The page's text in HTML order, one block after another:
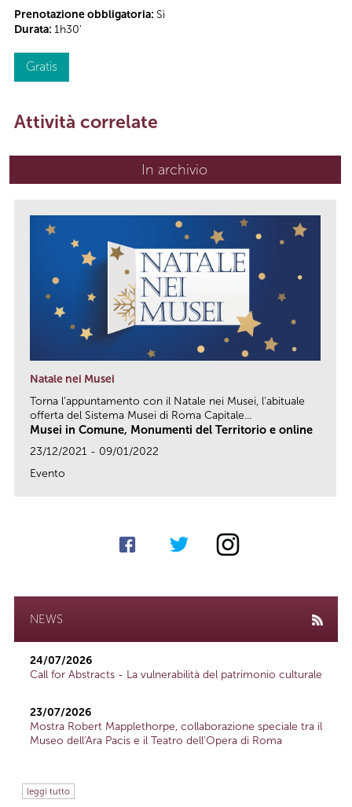
Prenotazione obbligatoria: Sì
Durata: 1h30'
Gratis
Attività correlate
In archivio
Natale nei Musei
Torna l’appuntamento con il Natale nei Musei, l’abituale
offerta del Sistema Musei di Roma Capitale...
Musei in Comune, Monumenti del Territorio e online
23/12/2021 - 09/01/2022
Evento
NEWS
24/07/2026
Call for Abstracts - La vulnerabilità del patrimonio culturale
23/07/2026
Mostra Robert Mapplethorpe, collaborazione speciale tra il
Museo dell'Ara Pacis e il Teatro dell'Opera di Roma
leggi tutto